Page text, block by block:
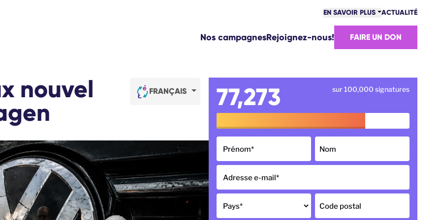
EN SAVOIR PLUS
NOS VICTOIRES
COMMENT SOMMES-NOUS FINANCÉS?
CONTACT
ACTUALITÉ
Nos campagnesRejoignez-nous! FAIRE UN DON
FRANÇAIS
nouvel
77,273 sur 100,000 signatures
Prénom* Nom
Adresse e-mail*
Pays* Code postal